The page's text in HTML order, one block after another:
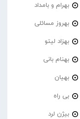
بهرام و بامداد
بهروز مسائلی
بهزاد لیتو
بهنام بانی
بهیان
بی راه
بیژن لرد